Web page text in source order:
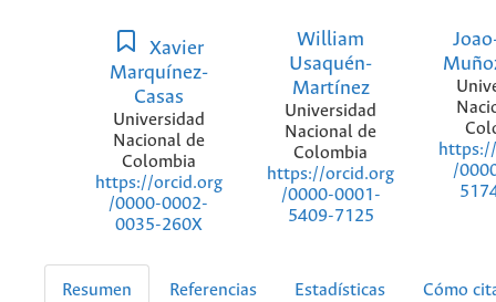
Xavier
Marquínez-
Casas
Universidad
Nacional de
Colombia
https://orcid.org
/0000-0002-
0035-260X
William
Usaquén-
Martínez
Universidad
Nacional de
Colombia
https://orcid.org
/0000-0001-
5409-7125
/
Resumen Referencias Estadísticas Cómo